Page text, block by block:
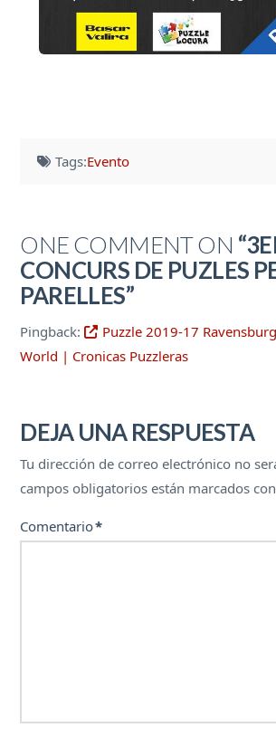
Tags:Evento
ONE COMMENT ON
CONCURS DE PUZLES
PARELLES”
Pingback:
Puzzle 2019-17
World | Cronicas Puzzleras
DEJA UNA RESPUESTA
Tu dirección de correo electrónico no
campos obligatorios están marcados
Comentario*